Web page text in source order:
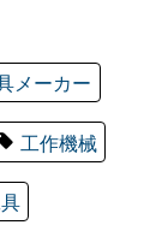
メーカー
工作機械